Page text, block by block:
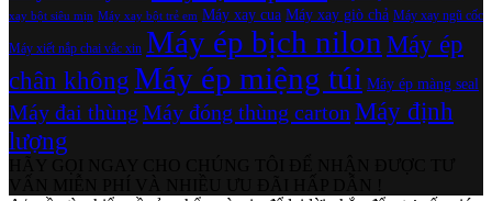
xay bột siêu mịn Máy xay bột trẻ em Máy xay cua Máy xay giò chả Máy xay ngũ cốc
Máy xiết nắp chai vắc xin Máy ép bịch nilon Máy ép
chân không Máy ép miệng túi Máy ép màng seal
Máy đai thùng Máy đóng thùng carton Máy định
lượng